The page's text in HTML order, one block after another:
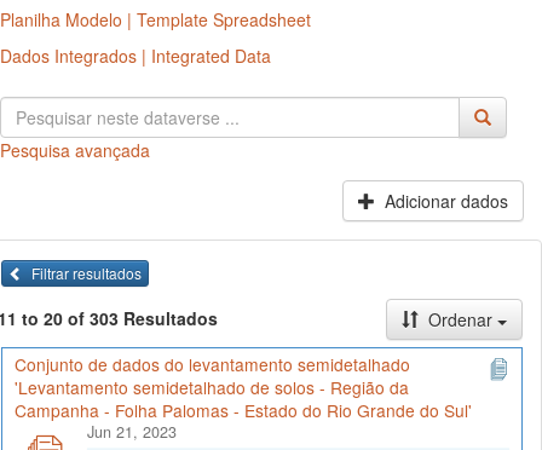
Planilha Modelo | Template Spreadsheet
Dados Integrados | Integrated Data
Pesquisa avançada
Adicionar dados
Filtrar resultados
to 20 of 303 Resultados
Ordenar
Conjunto de dados do levantamento semidetalhado
'Levantamento semidetalhado de solos - Região da
Campanha - Folha Palomas - Estado do Rio Grande do Sul'
Jun 21, 2023